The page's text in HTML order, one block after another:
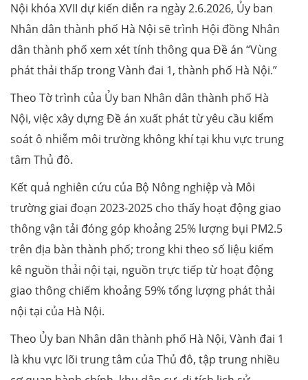
Nội khóa XVII dự kiến diễn ra ngày 2.6.2026, Ủy ban
Nhân dân thành phố Hà Nội sẽ trình Hội đồng Nhân
dân thành phố xem xét tính thông qua Đề án “Vùng
phát thải thấp trong Vành đai 1, thành phố Hà Nội.”
Theo Tờ trình của Ủy ban Nhân dân thành phố Hà
Nội, việc xây dựng Đề án xuất phát từ yêu cầu kiểm
soát ô nhiễm môi trường không khí tại khu vực trung
tâm Thủ đô.
Kết quả nghiên cứu của Bộ Nông nghiệp và Môi
trường giai đoạn 2023-2025 cho thấy hoạt động giao
thông vận tải đóng góp khoảng 25% lượng bụi PM2.5
trên địa bàn thành phố; trong khi theo số liệu kiểm
kê nguồn thải nội tại, nguồn trực tiếp từ hoạt động
giao thông chiếm khoảng 59% tổng lượng phát thải
nội tại của Hà Nội.
Theo Ủy ban Nhân dân thành phố Hà Nội, Vành đai 1
là khu vực lõi trung tâm của Thủ đô, tập trung nhiều